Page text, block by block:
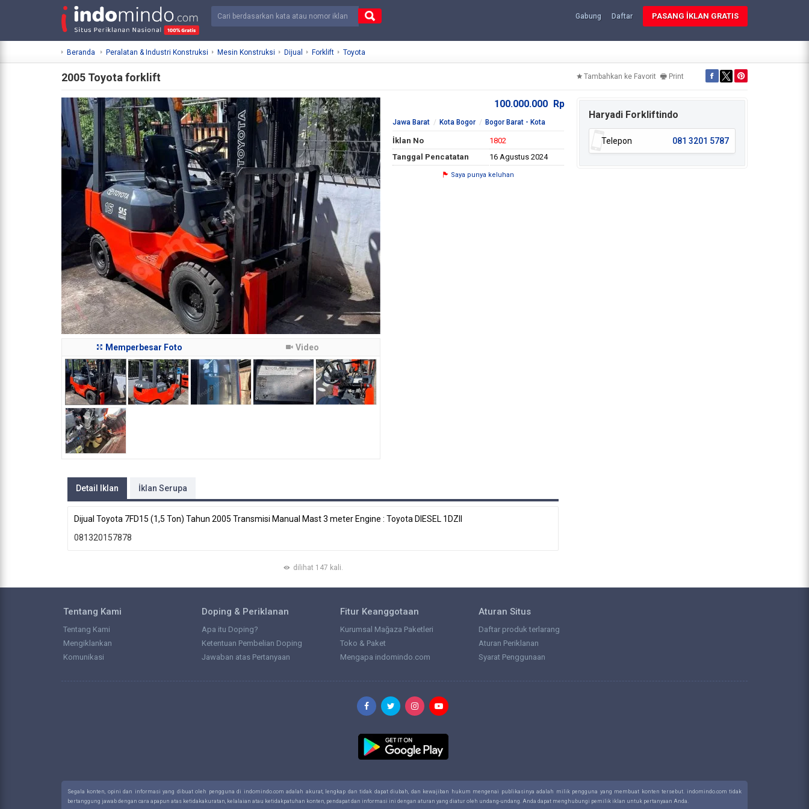
Gabung Daftar PASANG İKLAN GRATIS
Beranda Peralatan & Industri Konstruksi Mesin Konstruksi Dijual Forklift Toyota
2005 Toyota forklift Tambahkan ke Favorit Print
Memperbesar Foto Video
100.000.000 Rp
Jawa Barat Kota Bogor Bogor Barat - Kota
İklan No
1802
Tanggal Pencatatan
16 Agustus 2024
Saya punya keluhan
Detail Iklan İklan Serupa
Dijual Toyota 7FD15 (1,5 Ton) Tahun 2005 Transmisi Manual Mast 3 meter Engine : Toyota DIESEL 1DZII
081320157878
dilihat 147 kali.
Haryadi Forkliftindo
Telepon 081 3201 5787
Tentang Kami
Tentang Kami
Mengiklankan
Komunikasi
Doping & Periklanan
Apa itu Doping?
Ketentuan Pembelian Doping
Jawaban atas Pertanyaan
Fitur Keanggotaan
Kurumsal Mağaza Paketleri
Toko & Paket
Mengapa indomindo.com
Aturan Situs
Daftar produk terlarang
Aturan Periklanan
Syarat Penggunaan
Segala konten, opini dan informasi yang dibuat oleh pengguna di indomindo.com adalah akurat, lengkap dan tidak dapat diubah, dan kewajiban hukum mengenai publikasinya adalah milik pengguna yang membuat konten tersebut. indomindo.com tidak
bertanggung jawab dengan cara apapun atas ketidakakuratan, kelalaian atau ketidakpatuhan konten, pendapat dan informasi ini dengan aturan yang diatur oleh undang-undang. Anda dapat menghubungi pemilik iklan untuk pertanyaan Anda.